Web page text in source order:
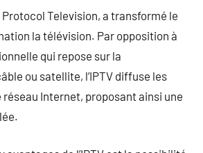
Protocol Television, a transformé le
la télévision. Par opposition à
qui repose sur la
ou satellite, l’IPTV diffuse les
Internet, proposant ainsi une